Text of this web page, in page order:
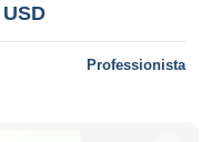
Professionista